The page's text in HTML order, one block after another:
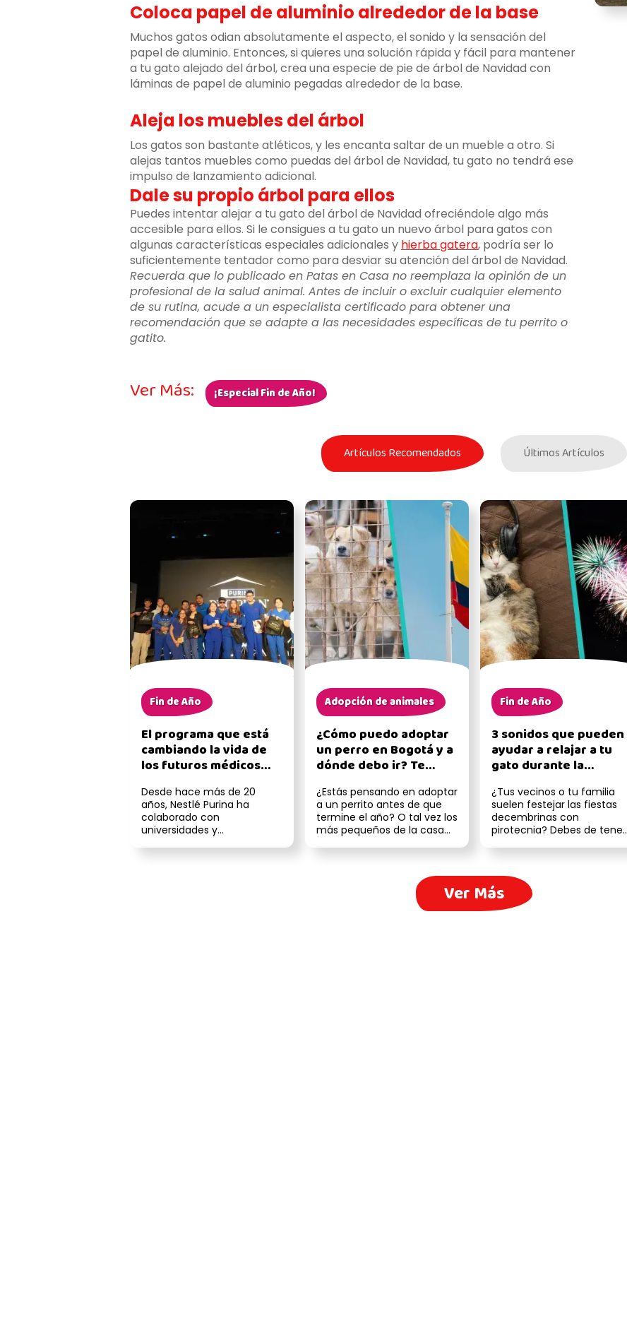
Coloca papel de aluminio alrededor de la base
Muchos gatos odian absolutamente el aspecto, el sonido y la sensación del
papel de aluminio. Entonces, si quieres una solución rápida y fácil para mantener
a tu gato alejado del árbol, crea una especie de pie de árbol de Navidad con
láminas de papel de aluminio pegadas alrededor de la base.
Aleja los muebles del árbol
Los gatos son bastante atléticos, y les encanta saltar de un mueble a otro. Si
alejas tantos muebles como puedas del árbol de Navidad, tu gato no tendrá ese
impulso de lanzamiento adicional.
Dale su propio árbol para ellos
Puedes intentar alejar a tu gato del árbol de Navidad ofreciéndole algo más
accesible para ellos. Si le consigues a tu gato un nuevo árbol para gatos con
algunas características especiales adicionales y hierba gatera, podría ser lo
suficientemente tentador como para desviar su atención del árbol de Navidad.
Recuerda que lo publicado en Patas en Casa no reemplaza la opinión de un
profesional de la salud animal. Antes de incluir o excluir cualquier elemento
de su rutina, acude a un especialista certificado para obtener una
recomendación que se adapte a las necesidades específicas de tu perrito o
gatito.
Ver Más: ¡Especial Fin de Año!
Artículos Recomendados Últimos Artículos
Fin de Año
El programa que está
cambiando la vida de
los futuros médicos
Desde hace más de 20
años, Nestlé Purina ha
colaborado con
universidades y
Adopción de animales
¿Cómo puedo adoptar
un perro en Bogotá y a
dónde debo ir? Te
detalles
¿Estás pensando en adoptar
a un perrito antes de que
termine el año? O tal vez los
más pequeños de la casa
Fin de Año
3 sonidos que pueden
ayudar a relajar a tu
gato durante la
¿Tus vecinos o tu familia
suelen festejar las fiestas
decembrinas con
pirotecnia? Debes de tener
Ver Más